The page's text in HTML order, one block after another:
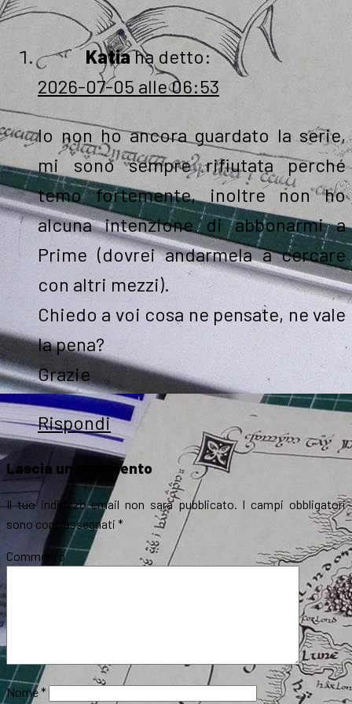
Katiaha detto:
2026-07-05 alle 06:53
Io non ho ancora guardato la serie,
mi sono sempre rifiutata perché
temo fortemente, inoltre non ho
alcuna intenzione di abbonarmi a
Prime (dovrei andarmela a cercare
con altri mezzi).
Chiedo a voi cosa ne pensate, ne vale
la pena?
Grazie
Rispondi
Lascia un commento
Il tuo indirizzo email non sarà pubblicato. I campi obbligatori
sono contrassegnati *
Commento*
Nome*